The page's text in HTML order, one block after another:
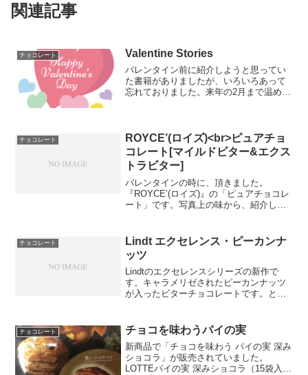
関連記事
チョコレート Valentine Stories
バレンタイン前に紹介しようと思ってい
た書籍がありましたが、いろいろあって
忘れておりました。来年の2月まで温めて
チョコレート
ROYCE’(ロイズ)<br>ピュアチョ
コレート[マイルドビター&エクス
トラビター]
バレンタインの時に、頂きました。
『ROYCE’(ロイズ)』の「ピュアチョコレ
ート」です。写真上の味から、紹介しま
んの少しだけミルクのまろやかさを加
え、 食べやすく仕...
チョコレート
Lindt エクセレンス・ピーカンナ
ッツ
Lindtのエクセレンスシリーズの新作で
す。キャラメリゼされたピーカンナッツ
が入ったビターチョコレートです。とて
た。
チョコレート チョコを味わうパイの実
新商品で「チョコを味わう パイの実 深み
ショコラ」が販売されていました。
LOTTEパイの実 深みショコラ（15袋入